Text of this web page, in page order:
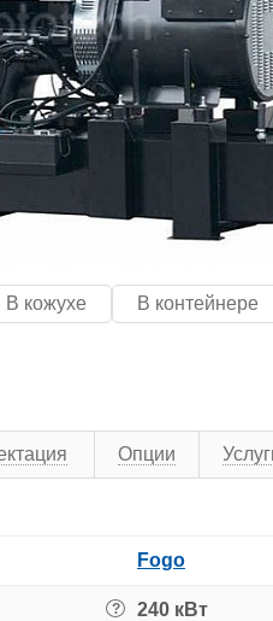
В кожухе В контейнере
Опции
Fogo
? 240 кВт